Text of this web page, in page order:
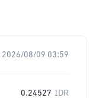
2026/08/09 03:59
0.24527 IDR